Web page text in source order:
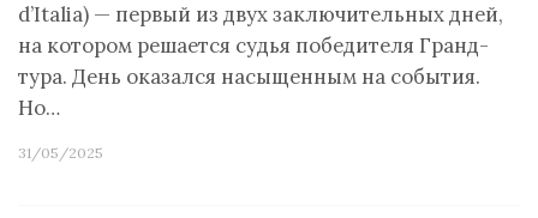
d’Italia) — первый из двух заключительных дней,
на котором решается судья победителя Гранд-
тура. День оказался насыщенным на события.
Но…
31/05/2025